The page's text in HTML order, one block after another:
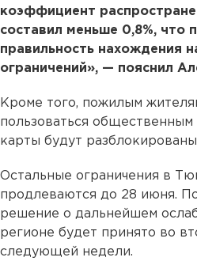
коэффициент
составил меньше 0,8%, что
правильность нахождения
ограничений», — пояснил
Кроме того, пожилым
пользоваться
карты будут
Остальные ограничения в
продлеваются до 28 июня.
решение о дальнейшем
регионе будет принято во
следующей недели.